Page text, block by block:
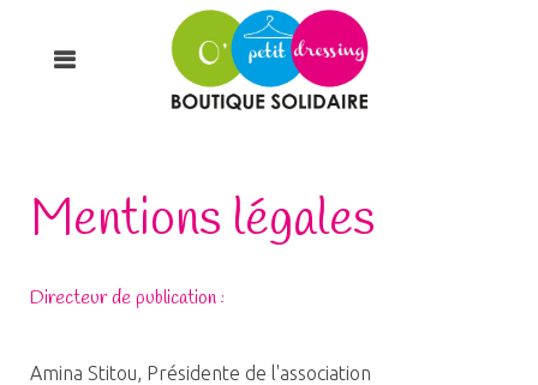
Mentions légales
Directeur de publication :
Amina Stitou, Présidente de l'association